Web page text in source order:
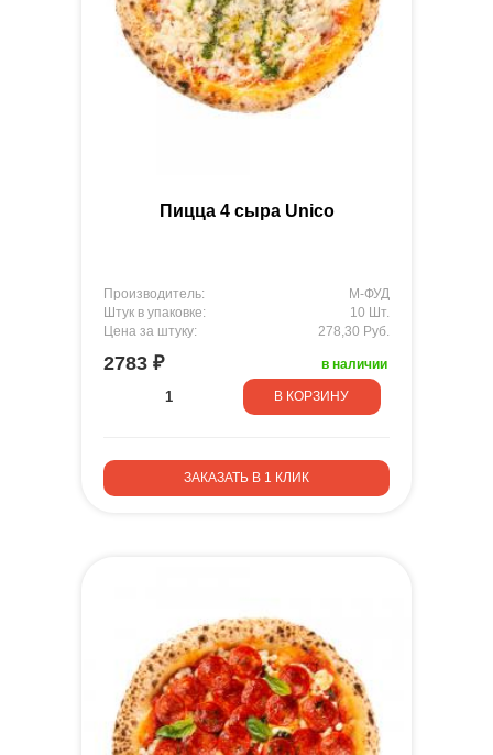
Пицца 4 сыра Unico
Производитель:
М-ФУД
Штук в упаковке:
10 Шт.
Цена за штуку:
278,30 Руб.
2783 ₽ в наличии
В КОРЗИНУ
ЗАКАЗАТЬ В 1 КЛИК